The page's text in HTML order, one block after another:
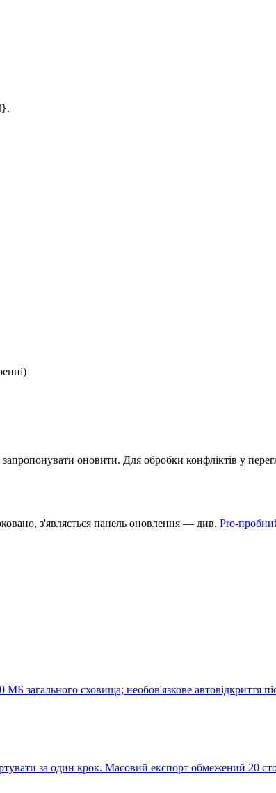
.
оновити. Для обробки конфліктів у
з'являється панель оновлення — див. Pro-
загального сховища; необов'язкове автовідкриття
за один крок. Масовий експорт обмежений 20